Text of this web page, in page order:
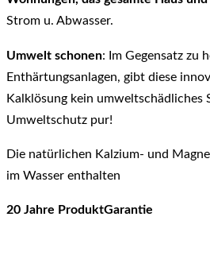
Strom u. Abwasser.
Umwelt schonen: Im Gegensatz zu
Enthärtungsanlagen, gibt diese
Kalklösung kein umweltschädliches
Umweltschutz pur!
Die natürlichen Kalzium- und
im Wasser enthalten
20 Jahre ProduktGarantie